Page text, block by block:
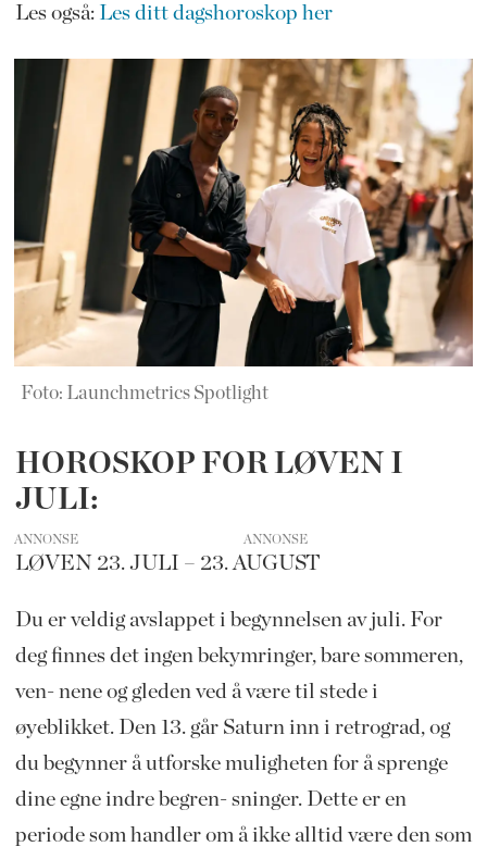
Les også: Les ditt dagshoroskop her
Foto: Launchmetrics Spotlight
HOROSKOP FOR LØVEN I
JULI:
ANNONSE
LØVEN 23. JULI – 23. AUGUST
Du er veldig avslappet i begynnelsen av juli. For
deg finnes det ingen bekymringer, bare sommeren,
ven- nene og gleden ved å være til stede i
øyeblikket. Den 13. går Saturn inn i retrograd, og
du begynner å utforske muligheten for å sprenge
dine egne indre begren- sninger. Dette er en
periode som handler om å ikke alltid være den som